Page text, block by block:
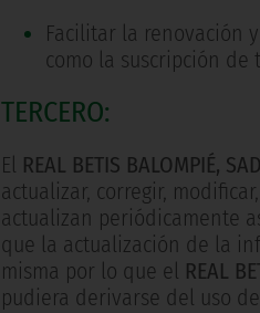
Facilitar la renovación
como la suscripción
TERCERO:
El REAL BETIS BALOMPIÉ,
actualizar, corregir,
actualizan periódicamente
que la actualización de la
misma por lo que el REAL
pudiera derivarse del uso